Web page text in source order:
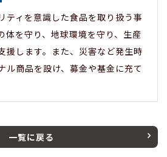
ティを意識した食品を取り扱う事
体を守り、地球環境を守り、生産
援します。また、災害など発生時
ル商品を設け、募金や基金に充て
一覧に戻る